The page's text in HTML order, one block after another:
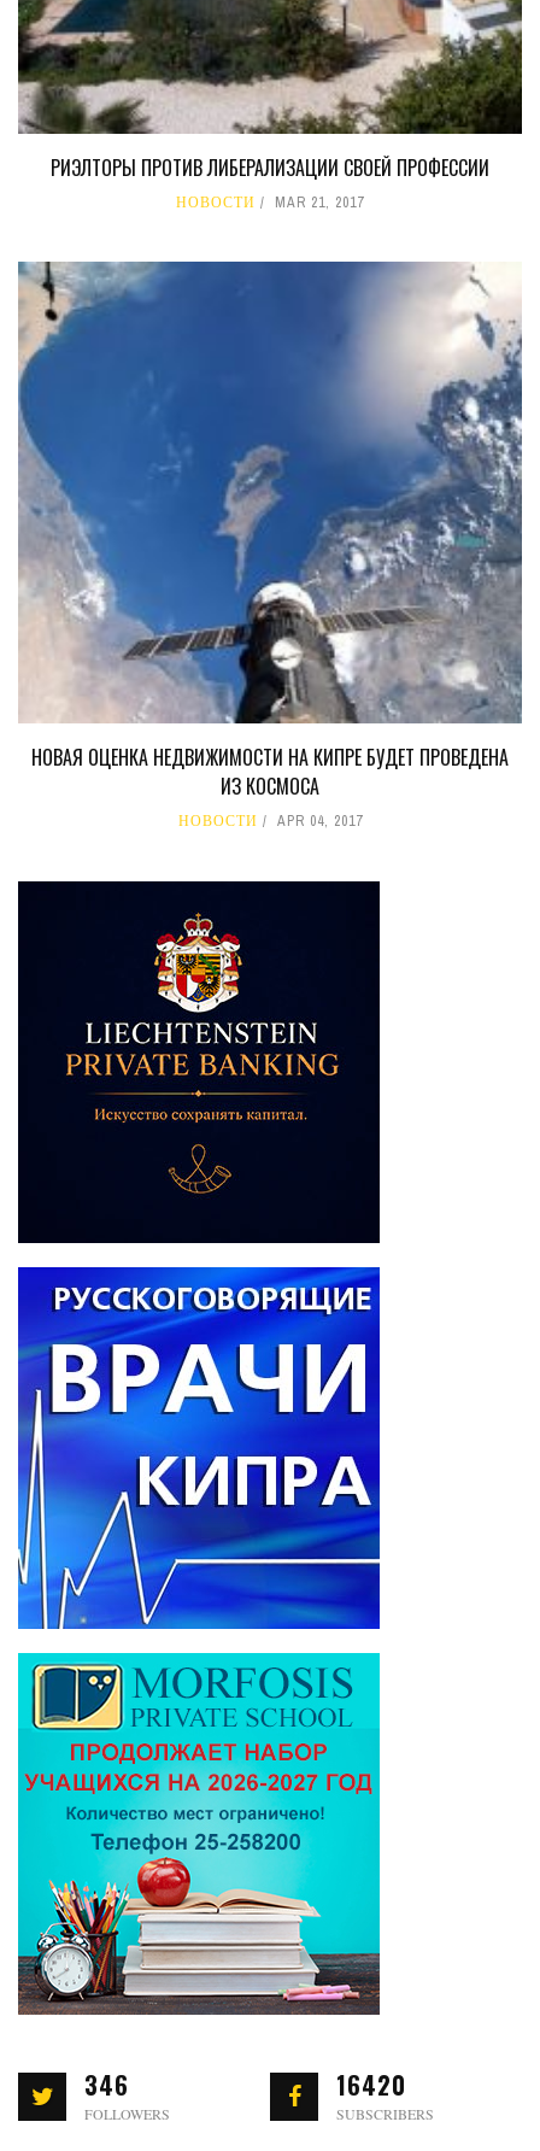
РИЭЛТОРЫ ПРОТИВ ЛИБЕРАЛИЗАЦИИ СВОЕЙ ПРОФЕССИИ
НОВОСТИ MAR 21, 2017
НОВАЯ ОЦЕНКА НЕДВИЖИМОСТИ НА КИПРЕ БУДЕТ ПРОВЕДЕНА
ИЗ КОСМОСА
НОВОСТИ APR 04, 2017
346
FOLLOWERS
16420
SUBSCRIBERS